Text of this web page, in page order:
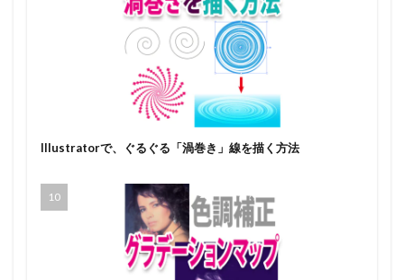
Illustratorで、ぐるぐる「渦巻き」線を描く方法